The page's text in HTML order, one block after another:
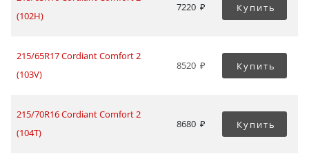
(102H)
7220 Купить
215/65R17 Cordiant Comfort 2
(103V)
8520 Купить
215/70R16 Cordiant Comfort 2
(104T)
8680 Купить